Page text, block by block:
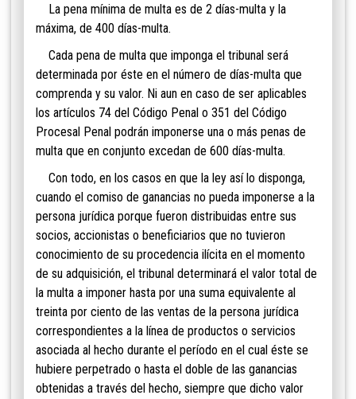
La pena mínima de multa es de 2 días-multa y la
máxima, de 400 días-multa.
Cada pena de multa que imponga el tribunal será
determinada por éste en el número de días-multa que
comprenda y su valor. Ni aun en caso de ser aplicables
los artículos 74 del Código Penal o 351 del Código
Procesal Penal podrán imponerse una o más penas de
multa que en conjunto excedan de 600 días-multa.
Con todo, en los casos en que la ley así lo disponga,
cuando el comiso de ganancias no pueda imponerse a la
persona jurídica porque fueron distribuidas entre sus
socios, accionistas o beneficiarios que no tuvieron
conocimiento de su procedencia ilícita en el momento
de su adquisición, el tribunal determinará el valor total de
la multa a imponer hasta por una suma equivalente al
treinta por ciento de las ventas de la persona jurídica
correspondientes a la línea de productos o servicios
asociada al hecho durante el período en el cual éste se
hubiere perpetrado o hasta el doble de las ganancias
obtenidas a través del hecho, siempre que dicho valor